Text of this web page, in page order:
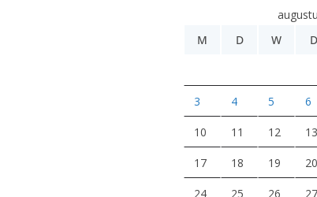
M
D W D
3 4 5 6
10 11 12 13
17 18 19 20
24 25 26 27